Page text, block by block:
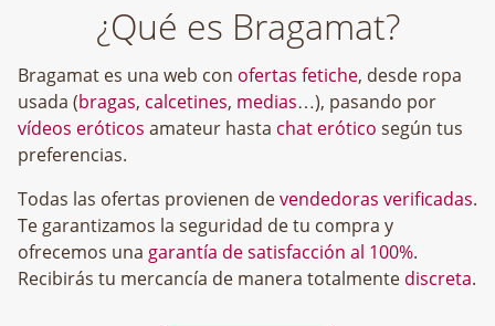
¿Qué es Bragamat?
Bragamat es una web con ofertas fetiche, desde ropa
usada (bragas, calcetines, medias…), pasando por
vídeos eróticos amateur hasta chat erótico según tus
preferencias.
Todas las ofertas provienen devendedoras verificadas.
Te garantizamos la seguridad de tu compra y
ofrecemos una garantía de satisfacción al 100%.
Recibirás tu mercancía de manera totalmente discreta.